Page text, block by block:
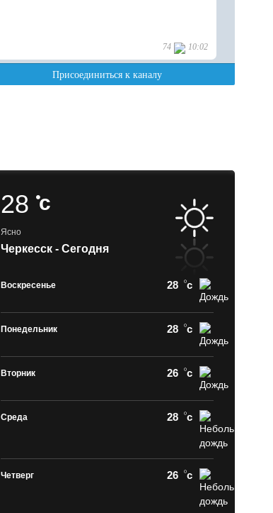
28c
Ясно
Черкесск - Сегодня
Воскресенье 28 c
Понедельник 28 c
Вторник 26 c
Среда 28 c
Четверг 26 c